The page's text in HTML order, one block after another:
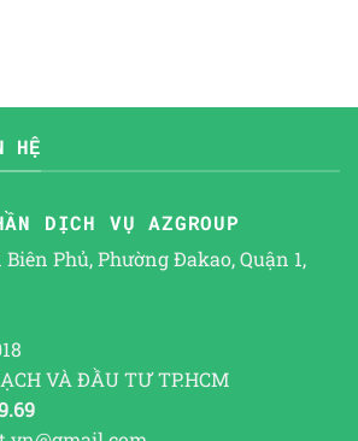
HỆ
DỊCH VỤ AZGROUP
Phủ, Phường Đakao, Quận 1,
VÀ ĐẦU TƯ TP.HCM